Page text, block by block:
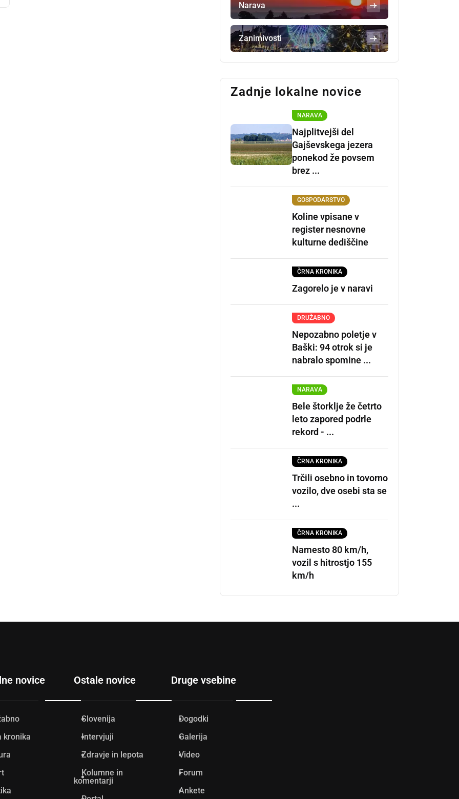
Narava
Zanimivosti
Zadnje lokalne novice
NARAVA
Najplitvejši del
Gajševskega jezera
ponekod že povsem
brez ...
GOSPODARSTVO
Koline vpisane v
register nesnovne
kulturne dediščine
ČRNA KRONIKA
Zagorelo je v naravi
DRUŽABNO
Nepozabno poletje v
Baški: 94 otrok si je
nabralo spomine ...
NARAVA
Bele štorklje že četrto
leto zapored podrle
rekord - ...
ČRNA KRONIKA
Trčili osebno in tovorno
vozilo, dve osebi sta se
...
ČRNA KRONIKA
Namesto 80 km/h,
vozil s hitrostjo 155
km/h
novice
kronika
Ostale novice
Slovenija
Intervjuji
Zdravje in lepota
Kolumne in
komentarji
Druge vsebine
Dogodki
Galerija
Video
Forum
Ankete